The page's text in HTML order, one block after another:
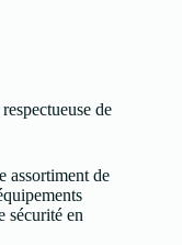
de
assortiment de
sécurité en